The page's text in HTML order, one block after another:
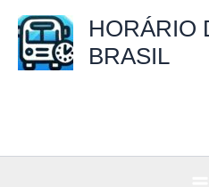
para
HORÁRIO
BRASIL